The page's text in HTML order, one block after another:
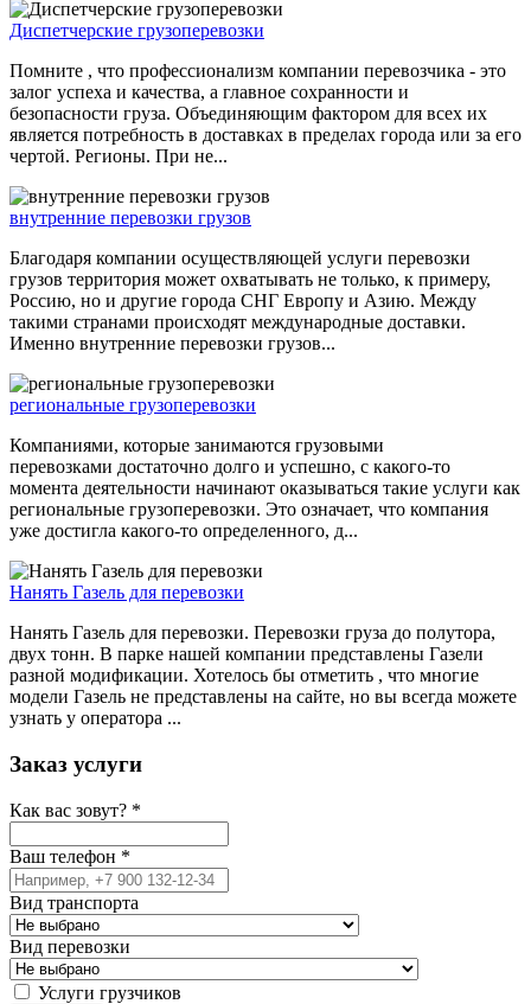
Диспетчерские грузоперевозки
Помните , что профессионализм компании перевозчика - это
залог успеха и качества, а главное сохранности и
безопасности груза. Объединяющим фактором для всех их
является потребность в доставках в пределах города или за его
чертой. Регионы. При не...
внутренние перевозки грузов
Благодаря компании осуществляющей услуги перевозки
грузов территория может охватывать не только, к примеру,
Россию, но и другие города СНГ Европу и Азию. Между
такими странами происходят международные доставки.
Именно внутренние перевозки грузов...
региональные грузоперевозки
Компаниями, которые занимаются грузовыми
перевозками достаточно долго и успешно, с какого-то
момента деятельности начинают оказываться такие услуги как
региональные грузоперевозки. Это означает, что компания
уже достигла какого-то определенного, д...
Нанять Газель для перевозки
Нанять Газель для перевозки. Перевозки груза до полутора,
двух тонн. В парке нашей компании представлены Газели
разной модификации. Хотелось бы отметить , что многие
модели Газель не представлены на сайте, но вы всегда можете
узнать у оператора ...
Заказ услуги
Как вас зовут? *
Ваш телефон *
Вид транспорта
Вид перевозки
Услуги грузчиков